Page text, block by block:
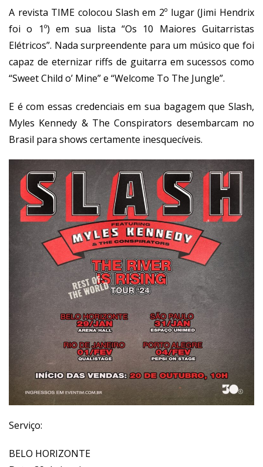
A revista TIME colocou Slash em 2º lugar (Jimi Hendrix
foi o 1º) em sua lista “Os 10 Maiores Guitarristas
Elétricos”. Nada surpreendente para um músico que foi
capaz de eternizar riffs de guitarra em sucessos como
“Sweet Child o’ Mine” e “Welcome To The Jungle”.
E é com essas credenciais em sua bagagem que Slash,
Myles Kennedy & The Conspirators desembarcam no
Brasil para shows certamente inesquecíveis.
Serviço:
BELO HORIZONTE